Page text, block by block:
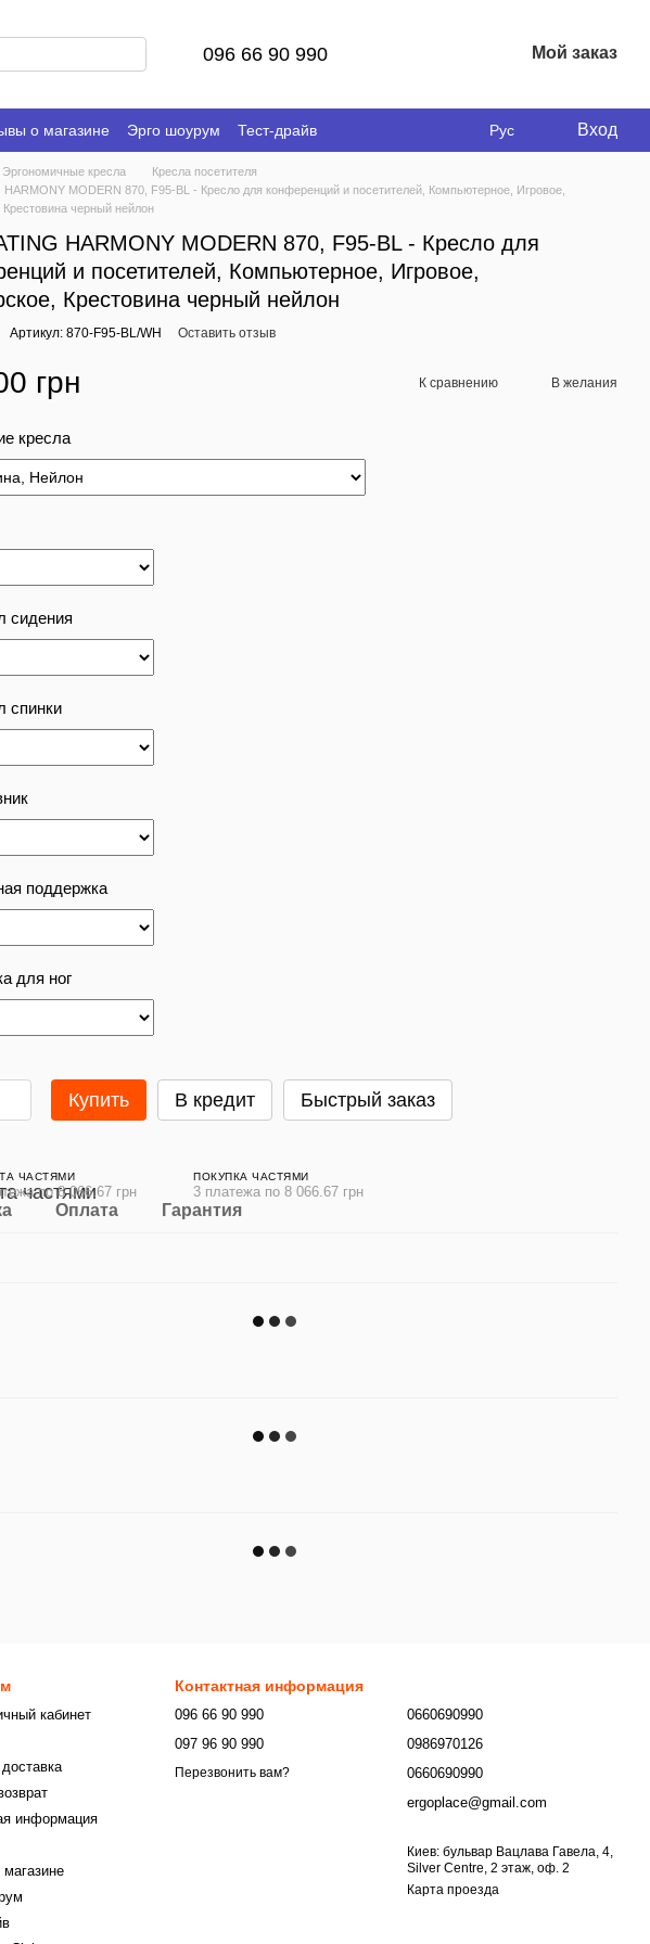
096 66 90 990 Мой заказ
о магазине Эрго шоурум
Тест-драйв
Рус Вход
Эргономичные кресла
Кресла посетителя
HARMONY MODERN 870, F95-BL - Кресло для конференций и посетителей, Компьютерное, Игровое,
Крестовина черный нейлон
HARMONY MODERN 870, F95-BL - Кресло для
и посетителей, Компьютерное, Игровое,
Крестовина черный нейлон
Артикул: 870-F95-BL/WH Оставить отзыв
грн К сравнению В желания
кресла
сидения
спинки
поддержка
для ног
Купить В кредит Быстрый заказ
ЧАСТЯМИ
по 8 066.67 грн
ПОКУПКА ЧАСТЯМИ
3 платежа по 8 066.67 грн
Оплата Гарантия
кабинет
информация
Контактная информация
096 66 90 990
097 96 90 990
Перезвонить вам?
0660690990
0986970126
0660690990
ergoplace@gmail.com
Киев: бульвар Вацлава Гавела, 4,
Silver Centre, 2 этаж, оф. 2
Карта проезда